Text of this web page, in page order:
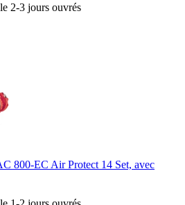
2-3 jours ouvrés
800-EC Air Protect 14 Set, avec